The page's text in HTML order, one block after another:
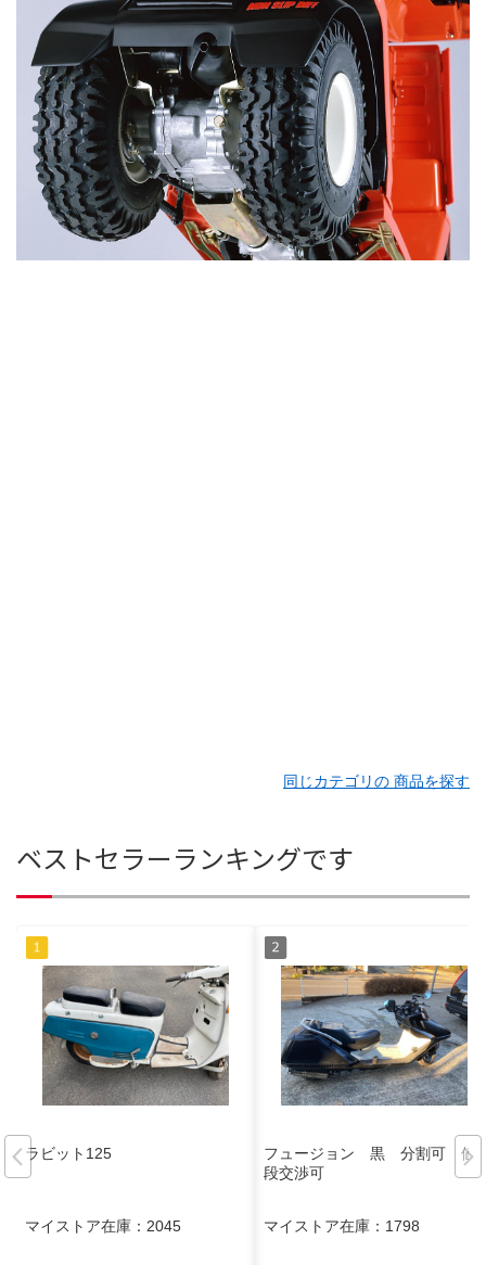
同じカテゴリの 商品を探す
ベストセラーランキングです
ラビット125
マイストア在庫： 2045
フュージョン 黒 分割可 値
段交渉可
マイストア在庫： 1798